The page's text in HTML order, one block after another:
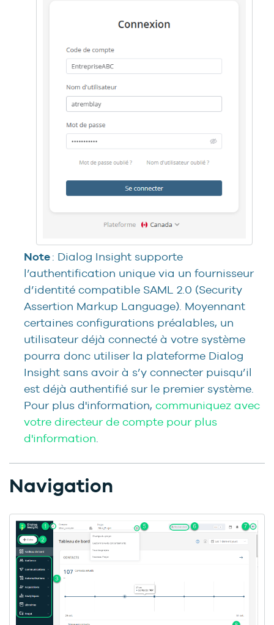
Note: Dialog Insight supporte
l’authentification unique via un fournisseur
d’identité compatible SAML 2.0 (Security
Assertion Markup Language). Moyennant
certaines configurations préalables, un
utilisateur déjà connecté à votre système
pourra donc utiliser la plateforme Dialog
Insight sans avoir à s’y connecter puisqu’il
est déjà authentifié sur le premier système.
Pour plus d'information, communiquez avec
votre directeur de compte pour plus
d'information.
Navigation